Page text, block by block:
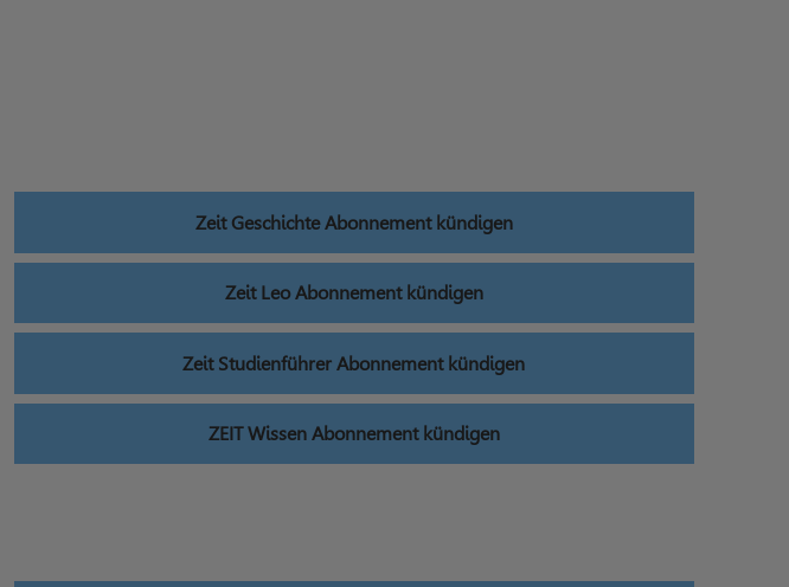
Zeit Geschichte Abonnement kündigen
Zeit Leo Abonnement kündigen
Zeit Studienführer Abonnement kündigen
ZEIT Wissen Abonnement kündigen